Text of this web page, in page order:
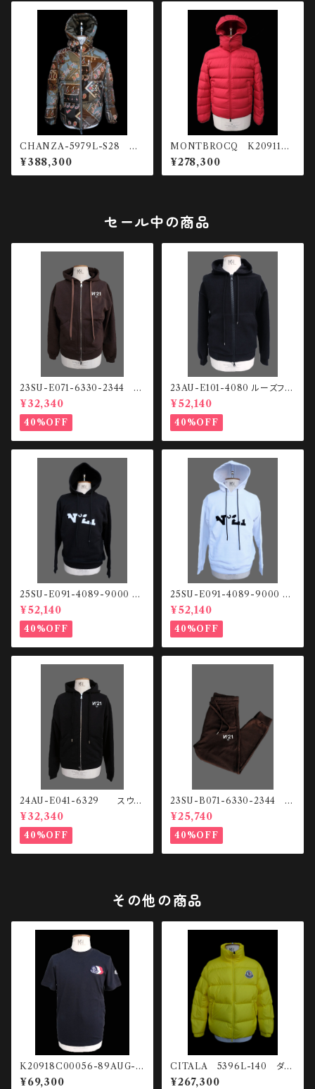
CHANZA-5979L-S28 リ
バーシブルダウンジャケット
¥388,300
MONTBROCQ K20911A0
0224-597YW-457 ライトダ
ウンジャケット
¥278,300
セール中の商品
23SU-E071-6330-2344
スウェットHOODIE
¥32,340
40%OFF
23AU-E101-4080 ルーズフィ
ット ジップアップHOODIE
¥52,140
40%OFF
25SU-E091-4089-9000 Fr
ont logo HOODIE
¥52,140
40%OFF
25SU-E091-4089-9000 Fr
ont logo HOODIE
¥52,140
40%OFF
24AU-E041-6329 スウェ
ットHOODIE
¥32,340
40%OFF
23SU-B071-6330-2344
スウェットパンツ
¥25,740
40%OFF
その他の商品
K20918C00056-89AUG-7
78 SS Tシャツ
¥69,300
CITALA 5396L-140 ダウ
ンジャケット
¥267,300